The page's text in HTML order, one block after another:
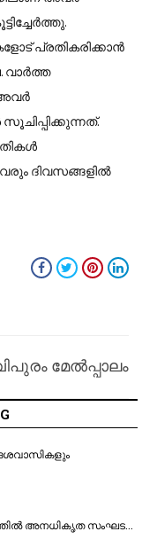
പ്രതികരിക്കാൻ
വാർത്ത
അവർ
സൂചിപ്പിക്കുന്നത്.
ദിവസങ്ങളിൽ
മേൽപ്പാലം
സമർപ്പിച്ചു;
ഉദ്ഘാടനം
അനധികൃത സംഘട...